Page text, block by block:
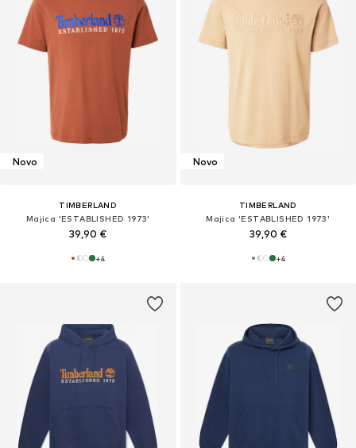
Novo
TIMBERLAND
Majica 'ESTABLISHED 1973'
39,90 €
+4
Novo
TIMBERLAND
Majica 'ESTABLISHED 1973'
39,90 €
+4